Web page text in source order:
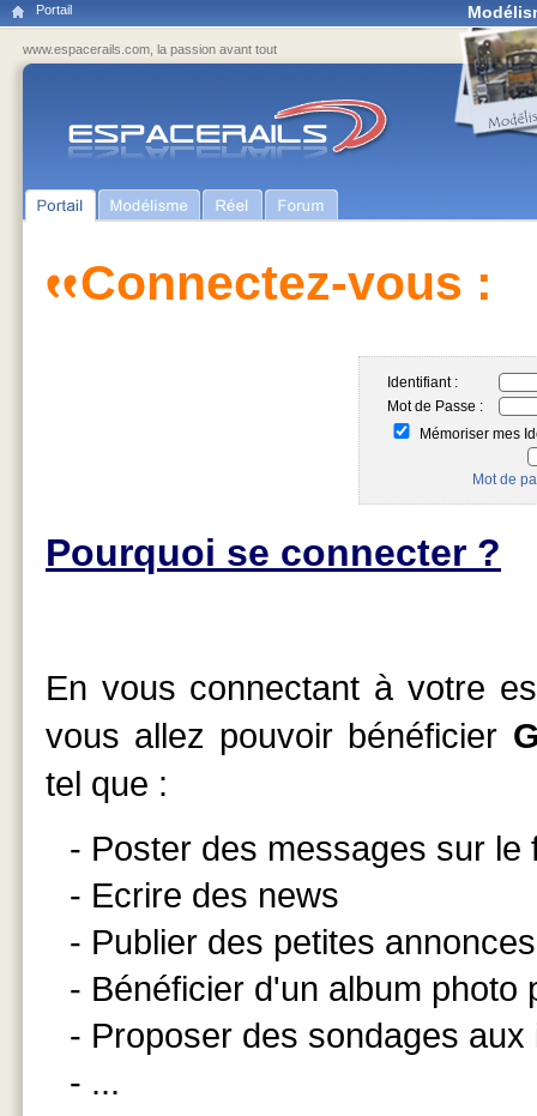
Portail
www.espacerails.com, la passion avant tout
Connectez-vous :
Identifiant :
Mot de Passe :
Mémoriser mes
Mot de
Pourquoi se connecter ?
En vous connectant à votre
vous allez pouvoir bénéficier
tel que :
- Poster des messages sur le
- Ecrire des news
- Publier des petites annonces
- Bénéficier d'un album
- Proposer des sondages aux
- ...